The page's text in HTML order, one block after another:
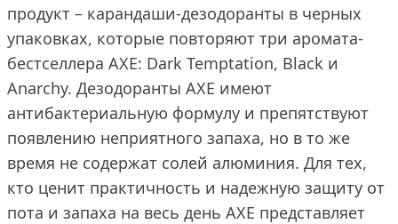
продукт – карандаши-дезодоранты в черных
упаковках, которые повторяют три аромата-
бестселлера AXE: Dark Temptation, Black и
Anarchy. Дезодоранты AXE имеют
антибактериальную формулу и препятствуют
появлению неприятного запаха, но в то же
время не содержат солей алюминия. Для тех,
кто ценит практичность и надежную защиту от
пота и запаха на весь день AXE представляет